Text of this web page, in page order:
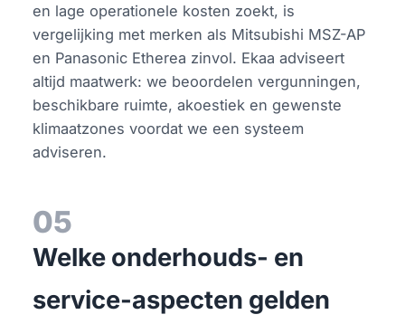
en lage operationele kosten zoekt, is
vergelijking met merken als Mitsubishi MSZ-AP
en Panasonic Etherea zinvol. Ekaa adviseert
altijd maatwerk: we beoordelen vergunningen,
beschikbare ruimte, akoestiek en gewenste
klimaatzones voordat we een systeem
adviseren.
05
Welke onderhouds- en
service-aspecten gelden